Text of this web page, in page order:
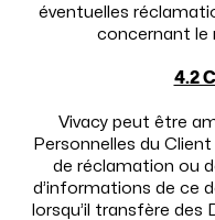
éventuelles
concernant le
4.2
Vivacy peut être
Personnelles du
de réclamation ou
d’informations de ce
lorsqu’il transfère des